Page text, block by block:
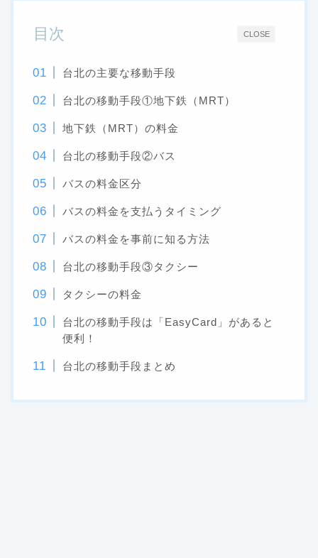
CLOSE
目次
台北の主要な移動手段
台北の移動手段①地下鉄（MRT）
地下鉄（MRT）の料金
台北の移動手段②バス
バスの料金区分
バスの料金を支払うタイミング
バスの料金を事前に知る方法
台北の移動手段③タクシー
タクシーの料金
台北の移動手段は「EasyCard」があると
便利！
台北の移動手段まとめ